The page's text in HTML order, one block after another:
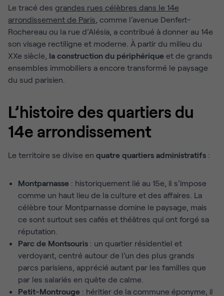
Le tracé des grandes rues célèbres dans le 14e
arrondissement de Paris, comme l’avenue Denfert-
Rochereau ou la rue d’Alésia, a contribué à donner au 14e
son visage rectiligne et moderne. À partir du milieu du
XXe siècle, la construction du périphérique et de grands
ensembles immobiliers a encore transformé le paysage
du sud parisien.
L’histoire des quartiers du
14e arrondissement
Le territoire se divise en quatre quartiers administratifs :
Montparnasse : historiquement lié au 15e, il s’impose
comme un haut lieu de la culture et des affaires. La
célèbre tour Montparnasse domine le paysage, mais
ce sont surtout ses cafés et théâtres qui ont forgé sa
réputation.
Parc de Montsouris : un quartier résidentiel et
verdoyant, centré autour de l’un des plus grands
parcs parisiens, apprécié autant par les familles que
par les salariés en quête de calme.
Petit-Montrouge : héritier de la commune éponyme, il